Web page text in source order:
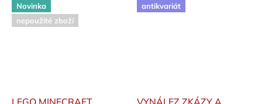
Novinka
nepoužité zboží
antikvariát